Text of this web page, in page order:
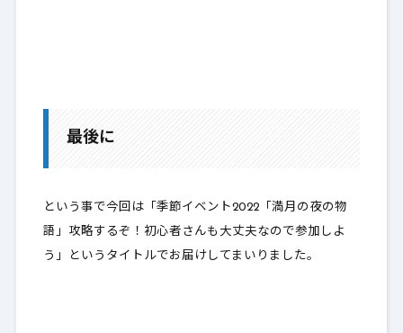
最後に
という事で今回は「季節イベント2022「満月の夜の物
語」攻略するぞ！初心者さんも大丈夫なので参加しよ
う」というタイトルでお届けしてまいりました。